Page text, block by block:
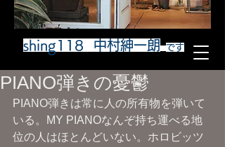
shing118 中村紳一朗 です
PIANO弾きの憂鬱
PIANO弾きは常に人の所有物を弾いて
いる。MY PIANOなんぞ持ち運べる地
位の人はほとんどいない。ホロビッツ